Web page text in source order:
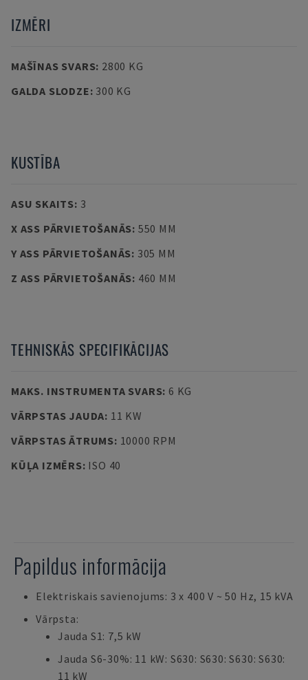
IZMĒRI
MAŠĪNAS SVARS: 2800 KG
GALDA SLODZE: 300 KG
KUSTĪBA
ASU SKAITS: 3
X ASS PĀRVIETOŠANĀS: 550 MM
Y ASS PĀRVIETOŠANĀS: 305 MM
Z ASS PĀRVIETOŠANĀS: 460 MM
TEHNISKĀS SPECIFIKĀCIJAS
MAKS. INSTRUMENTA SVARS: 6 KG
VĀRPSTAS JAUDA: 11 KW
VĀRPSTAS ĀTRUMS: 10000 RPM
KŪĻA IZMĒRS: ISO 40
Papildus informācija
Elektriskais savienojums: 3 x 400 V ~ 50 Hz, 15 kVA
Vārpsta:
Jauda S1: 7,5 kW
Jauda S6-30%: 11 kW: S630: S630: S630: S630:
11 kW